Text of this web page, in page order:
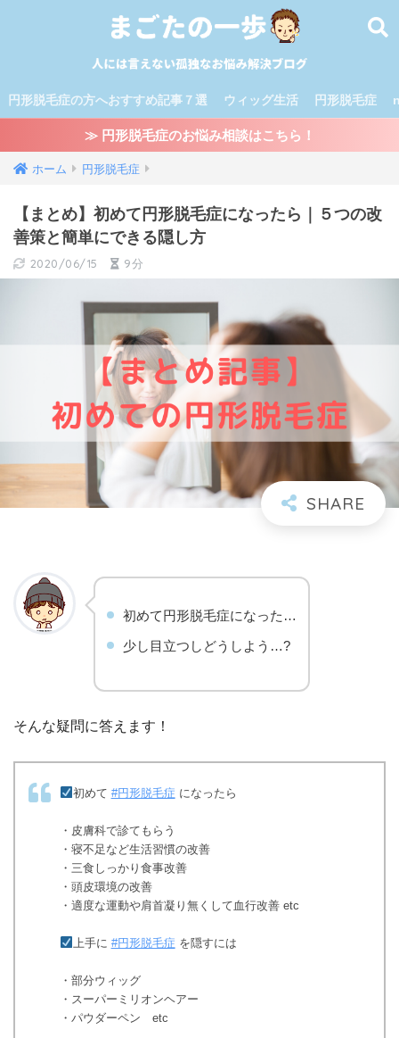
円形脱毛症の方へおすすめ記事７選 ウィッグ生活 円形脱毛症
≫ 円形脱毛症のお悩み相談はこちら！
ホーム 円形脱毛症
【まとめ】初めて円形脱毛症になったら｜５つの改
善策と簡単にできる隠し方
2020/06/15 9分
初めて円形脱毛症になった…
少し目立つしどうしよう…?
そんな疑問に答えます！
初めて #円形脱毛症 になったら
・皮膚科で診てもらう
・寝不足など生活習慣の改善
・三食しっかり食事改善
・頭皮環境の改善
・適度な運動や肩首凝り無くして血行改善 etc
上手に #円形脱毛症 を隠すには
・部分ウィッグ
・スーパーミリオンヘアー
・パウダーペン etc